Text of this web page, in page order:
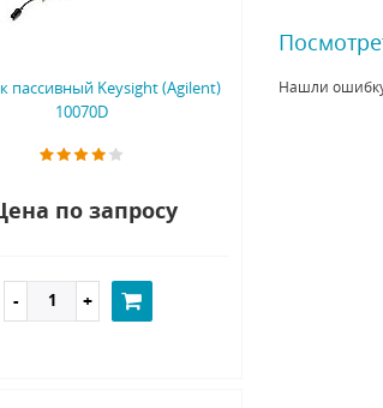
пассивный Keysight (Agilent)
10070D
по запросу
Нашли